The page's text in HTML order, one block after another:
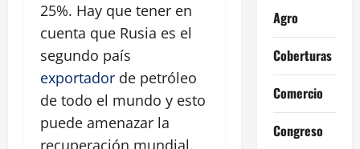
25%. Hay que tener en
cuenta que Rusia es el
segundo país
exportador de petróleo
de todo el mundo y esto
puede amenazar la
Agro
Coberturas
Comercio
Congreso